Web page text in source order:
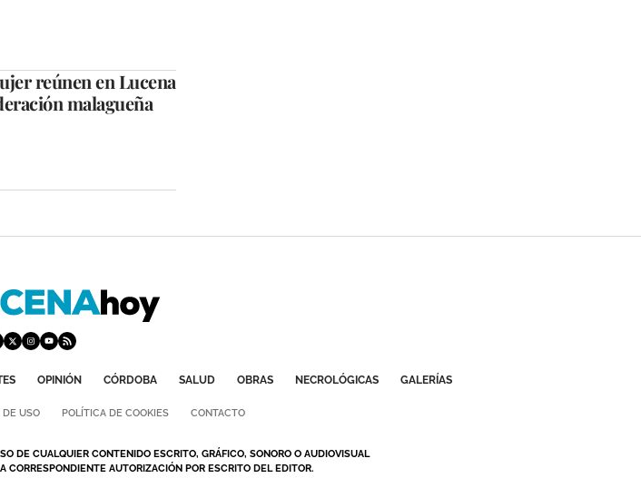
reúnen en Lucena
malagueña
OPINIÓN CÓRDOBA SALUD OBRAS NECROLÓGICAS GALERÍAS
USO POLÍTICA DE COOKIES CONTACTO
DE CUALQUIER CONTENIDO ESCRITO, GRÁFICO, SONORO O AUDIOVISUAL
CORRESPONDIENTE AUTORIZACIÓN POR ESCRITO DEL EDITOR.